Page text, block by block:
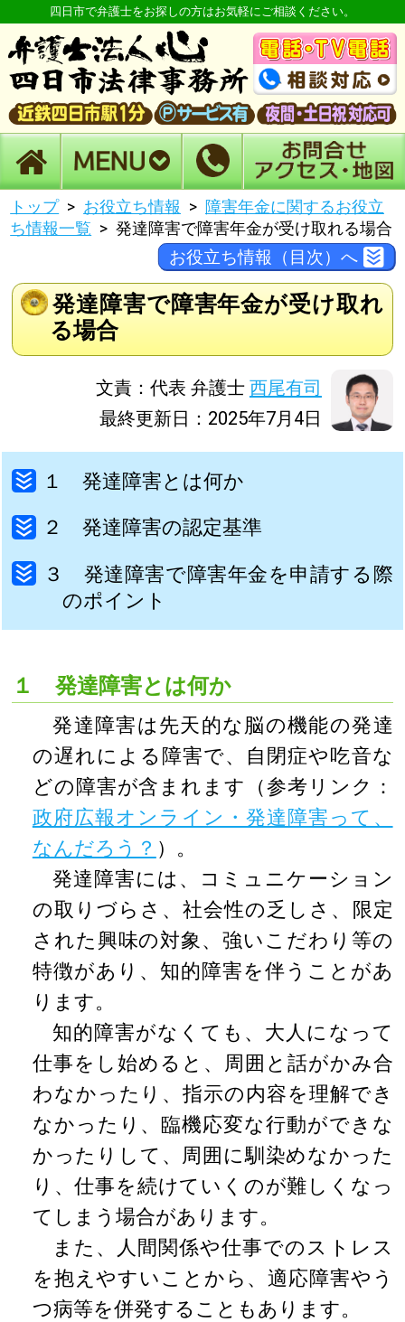
四日市で弁護士をお探しの方はお気軽にご相談ください。
トップ お役立ち情報
障害年金に関するお役立
ち情報一覧
発達障害で障害年金が受け取れる場合
お役立ち情報（目次）へ
発達障害で障害年金が受け取れ
る場合
文責：代表 弁護士 西尾有司
最終更新日：2025年7月4日
１ 発達障害とは何か
２ 発達障害の認定基準
３ 発達障害で障害年金を申請する際
のポイント
１ 発達障害とは何か
発達障害は先天的な脳の機能の発達
の遅れによる障害で、自閉症や吃音な
どの障害が含まれます（参考リンク：
政府広報オンライン・発達障害って、
なんだろう？ ）。
発達障害には、コミュニケーション
の取りづらさ、社会性の乏しさ、限定
された興味の対象、強いこだわり等の
特徴があり、知的障害を伴うことがあ
ります。
知的障害がなくても、大人になって
仕事をし始めると、周囲と話がかみ合
わなかったり、指示の内容を理解でき
なかったり、臨機応変な行動ができな
かったりして、周囲に馴染めなかった
り、仕事を続けていくのが難しくなっ
てしまう場合があります。
また、人間関係や仕事でのストレス
を抱えやすいことから、適応障害やう
つ病等を併発することもあります。